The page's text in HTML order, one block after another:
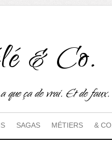
& Co.
que ça de vrai. Et de faux.
SAGAS MÉTIERS & CO.